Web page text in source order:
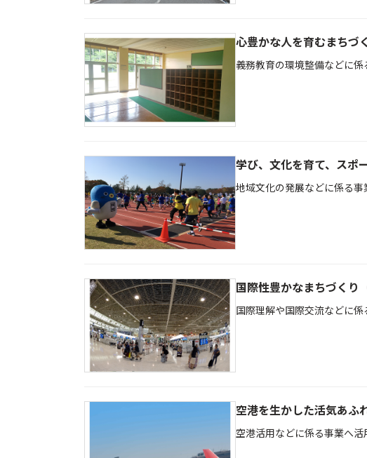
心豊かな人を育むまちづ
義務教育の環境整備などに係
学び、文化を育て、スポ
地域文化の発展などに係る事
国際性豊かなまちづくり
国際理解や国際交流などに係
空港を生かした活気あふ
空港活用などに係る事業へ活